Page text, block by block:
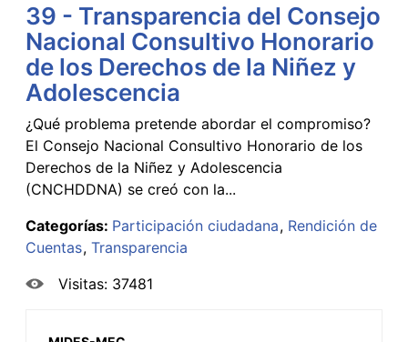
39 - Transparencia del Consejo
Nacional Consultivo Honorario
de los Derechos de la Niñez y
Adolescencia
¿Qué problema pretende abordar el compromiso?
El Consejo Nacional Consultivo Honorario de los
Derechos de la Niñez y Adolescencia
(CNCHDDNA) se creó con la...
Categorías: Participación ciudadana Rendición de
Cuentas Transparencia
Visitas: 37481